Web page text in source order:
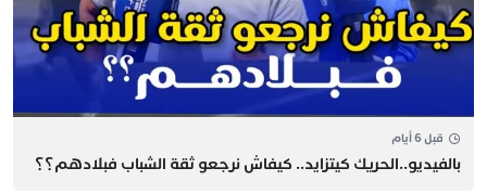
قبل 6 أيام
بالفيديو..الحريك كيتزايد.. كيفاش نرجعو ثقة الشباب فبلادهم؟؟